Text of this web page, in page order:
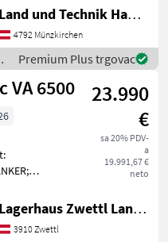
650 x 750 x
•
Land und Technik HandelsgesmbH
4792 Münzkirchen
Premium Plus trgovac
VA 6500
23.990
€
sa 20% PDV-
a
19.991,67 €
neto
Fahrgestellnummer:
(kg):
Lagerhaus Zwettl Landtechnik
3910 Zwettl